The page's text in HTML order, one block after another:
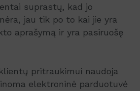
suprastų, kad jo
jau tik po to kai jie yra
aprašymą ir yra pasiruošę
pritraukimui naudoja
elektroninė parduotuvė